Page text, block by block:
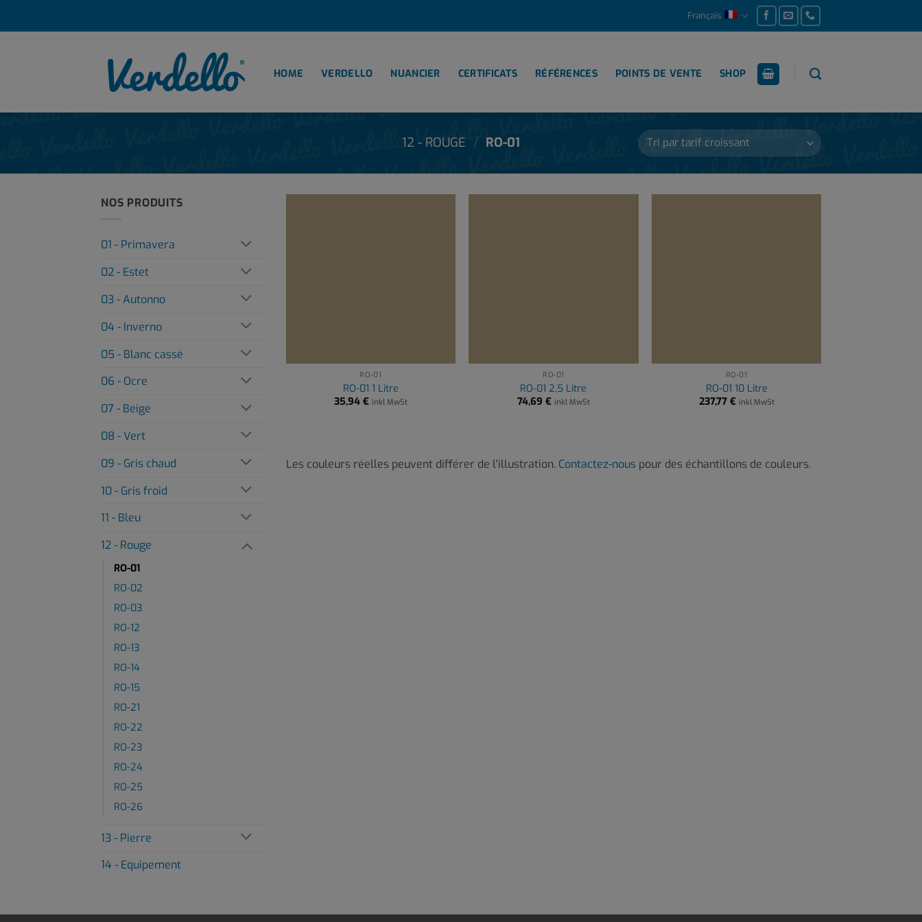
Français
HOME VERDELLO NUANCIER CERTIFICATS RÉFÉRENCES POINTS DE VENTE SHOP
12 - ROUGE / RO-01
NOS PRODUITS
01 - Primavera
02 - Estet
03 - Autonno
04 - Inverno
05 - Blanc cassé
06 - Ocre
07 - Beige
08 - Vert
09 - Gris chaud
10 - Gris froid
11 - Bleu
12 - Rouge
RO-01
RO-02
RO-03
RO-12
RO-13
RO-14
RO-15
RO-21
RO-22
RO-23
RO-24
RO-25
RO-26
13 - Pierre
14 - Equipement
RO-01
RO-01 1 Litre
35,94 € inkl MwSt
RO-01
RO-01 2,5 Litre
74,69 € inkl MwSt
RO-01
RO-01 10 Litre
237,77 € inkl MwSt
Les couleurs réelles peuvent différer de l'illustration. Contactez-nous pour des échantillons de couleurs.